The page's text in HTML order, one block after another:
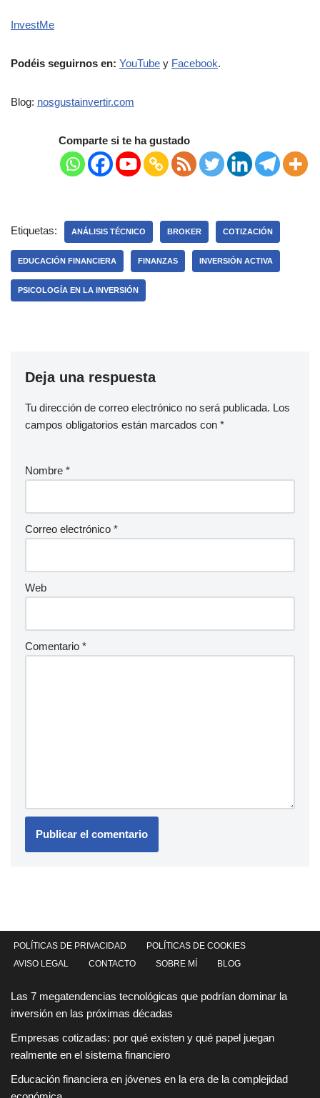
InvestMe
Podéis seguirnos en: YouTube y Facebook.
Blog: nosgustainvertir.com
Comparte si te ha gustado
Etiquetas: ANÁLISIS TÉCNICO BROKER COTIZACIÓN
EDUCACIÓN FINANCIERA FINANZAS INVERSIÓN ACTIVA
PSICOLOGÍA EN LA INVERSIÓN
Deja una respuesta
Tu dirección de correo electrónico no será publicada. Los
campos obligatorios están marcados con *
Nombre *
Correo electrónico *
Web
Comentario *
POLÍTICAS DE PRIVACIDAD
POLÍTICAS DE COOKIES
AVISO LEGAL
CONTACTO SOBRE MÍ BLOG
Las 7 megatendencias tecnológicas que podrían dominar la
inversión en las próximas décadas
Empresas cotizadas: por qué existen y qué papel juegan
realmente en el sistema financiero
Educación financiera en jóvenes en la era de la complejidad